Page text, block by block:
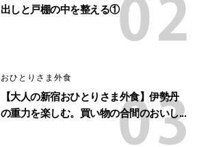
出しと戸棚の中を整える①
おひとりさま外食
【大人の新宿おひとりさま外食】伊勢丹
の重力を楽しむ。買い物の合間のおいし...